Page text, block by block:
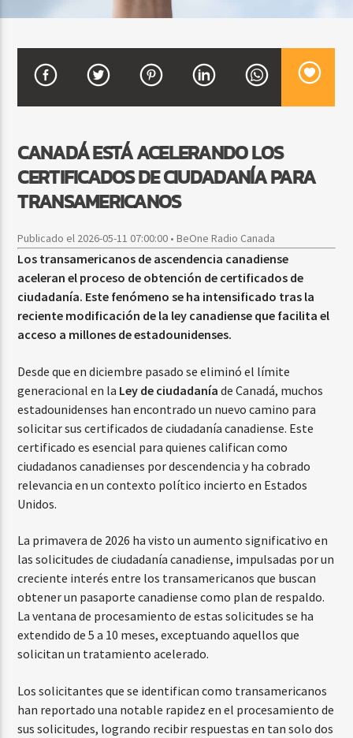
CURRENT SHOW
SALSA MATUTINA
6:00 AM 9:00 AM
Beone Radio
CANADÁ ESTÁ ACELERANDO LOS
CERTIFICADOS DE CIUDADANÍA PARA
TRANSAMERICANOS
Publicado el 2026-05-11 07:00:00 • BeOne Radio Canada
Los transamericanos de ascendencia canadiense
aceleran el proceso de obtención de certificados de
ciudadanía. Este fenómeno se ha intensificado tras la
reciente modificación de la ley canadiense que facilita el
acceso a millones de estadounidenses.
Desde que en diciembre pasado se eliminó el límite
generacional en la Ley de ciudadanía de Canadá, muchos
estadounidenses han encontrado un nuevo camino para
solicitar sus certificados de ciudadanía canadiense. Este
certificado es esencial para quienes califican como
ciudadanos canadienses por descendencia y ha cobrado
relevancia en un contexto político incierto en Estados
Unidos.
La primavera de 2026 ha visto un aumento significativo en
las solicitudes de ciudadanía canadiense, impulsadas por un
creciente interés entre los transamericanos que buscan
obtener un pasaporte canadiense como plan de respaldo.
La ventana de procesamiento de estas solicitudes se ha
extendido de 5 a 10 meses, exceptuando aquellos que
solicitan un tratamiento acelerado.
Los solicitantes que se identifican como transamericanos
han reportado una notable rapidez en el procesamiento de
sus solicitudes, logrando recibir respuestas en tan solo dos